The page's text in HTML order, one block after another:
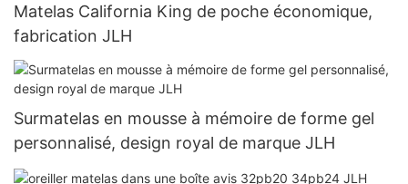
Matelas California King de poche économique,
fabrication JLH
Surmatelas en mousse à mémoire de forme gel
personnalisé, design royal de marque JLH